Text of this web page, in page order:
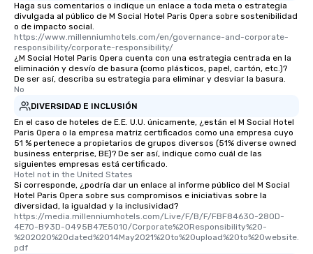
Haga sus comentarios o indique un enlace a toda meta o estrategia
divulgada al público de M Social Hotel Paris Opera sobre sostenibilidad
o de impacto social.
https://www.millenniumhotels.com/en/governance-and-corporate-
responsibility/corporate-responsibility/
¿M Social Hotel Paris Opera cuenta con una estrategia centrada en la
eliminación y desvío de basura (como plásticos, papel, cartón, etc.)?
De ser así, describa su estrategia para eliminar y desviar la basura.
No
DIVERSIDAD E INCLUSIÓN
En el caso de hoteles de E.E. U.U. únicamente, ¿están el M Social Hotel
Paris Opera o la empresa matriz certificados como una empresa cuyo
51 % pertenece a propietarios de grupos diversos (51% diverse owned
business enterprise, BE)? De ser así, indique como cuál de las
siguientes empresas está certificado.
Hotel not in the United States
Si corresponde, ¿podría dar un enlace al informe público del M Social
Hotel Paris Opera sobre sus compromisos e iniciativas sobre la
diversidad, la igualdad y la inclusividad?
https://media.millenniumhotels.com/Live/F/B/F/FBF84630-280D-
4E70-B93D-0495B47E5010/Corporate%20Responsibility%20-
%202020%20dated%2014May2021%20to%20upload%20to%20website.
pdf